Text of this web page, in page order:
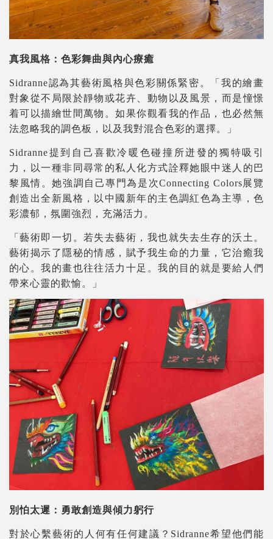
真我風格：色彩舞曲與內心療癒
Sidranne認為其藝術風格與色彩關係緊密。「我的繪畫
對象從不局限於靜物或花卉、動物以及風景，而是憧憬
着可以描繪世間萬物。如果你觀看我的作品，也必然無
法忽略我的調色板，以及我對混合色彩的選擇。」
Sidranne提到自己喜歡冷暖色碰撞所迸發的獨特吸引
力，以一種非同尋常的私人化方式詮釋她眼中迷人的巴
黎風情。她強調自己專門為是次Connecting Colors展覽
創造出全新風格，以中國新年的主色調紅色為主導，色
彩濃郁，氛圍強烈，充滿活力。
「藝術即一切。若失去藝術，我也就失去生存的沃土。
藝術揭示了隱秘的情感，賦予我生命的力量，它治癒我
的心。我的畫也往往活力十足。我的目的就是要給人們
帶來心靈的歡愉。」
別怕太遲：勇敢創造與傾力躬行
對於心繫藝術的人何有任何建議？Sidranne希望他們能